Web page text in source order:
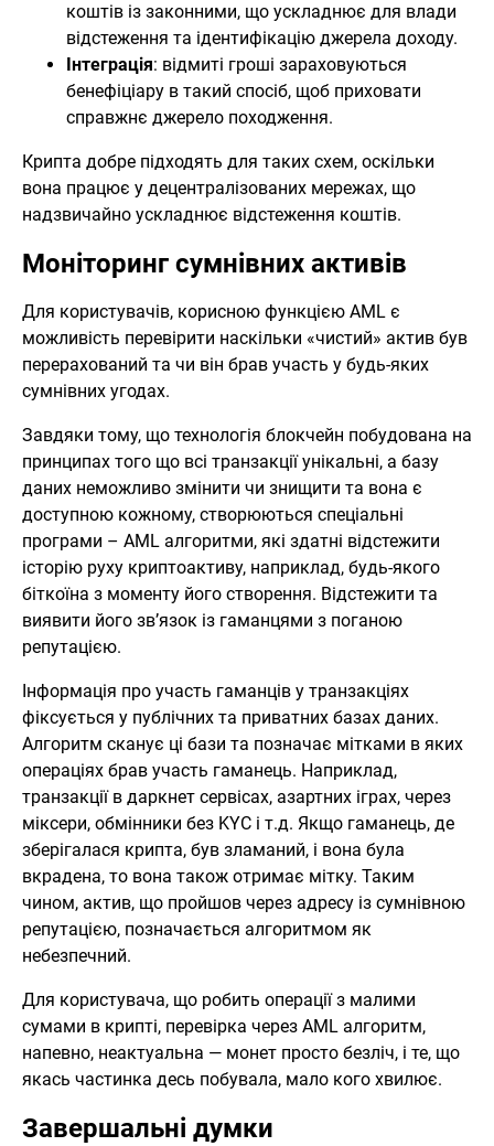
коштів із законними, що ускладнює для влади
відстеження та ідентифікацію джерела доходу.
Інтеграція: відмиті гроші зараховуються
бенефіціару в такий спосіб, щоб приховати
справжнє джерело походження.
Крипта добре підходять для таких схем, оскільки
вона працює у децентралізованих мережах, що
надзвичайно ускладнює відстеження коштів.
Моніторинг сумнівних активів
Для користувачів, корисною функцією AML є
можливість перевірити наскільки «чистий» актив був
перерахований та чи він брав участь у будь-яких
сумнівних угодах.
Завдяки тому, що технологія блокчейн побудована на
принципах того що всі транзакції унікальні, а базу
даних неможливо змінити чи знищити та вона є
доступною кожному, створюються спеціальні
програми – AML алгоритми, які здатні відстежити
історію руху криптоактиву, наприклад, будь-якого
біткоїна з моменту його створення. Відстежити та
виявити його зв’язок із гаманцями з поганою
репутацією.
Інформація про участь гаманців у транзакціях
фіксується у публічних та приватних базах даних.
Алгоритм сканує ці бази та позначає мітками в яких
операціях брав участь гаманець. Наприклад,
транзакції в даркнет сервісах, азартних іграх, через
міксери, обмінники без KYC і т.д. Якщо гаманець, де
зберігалася крипта, був зламаний, і вона була
вкрадена, то вона також отримає мітку. Таким
чином, актив, що пройшов через адресу із сумнівною
репутацією, позначається алгоритмом як
небезпечний.
Для користувача, що робить операції з малими
сумами в крипті, перевірка через AML алгоритм,
напевно, неактуальна — монет просто безліч, і те, що
якась частинка десь побувала, мало кого хвилює.
Завершальні думки